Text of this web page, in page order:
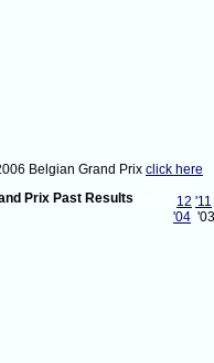
Belgian Grand Prix click here
Prix Past Results
12 '11
'04